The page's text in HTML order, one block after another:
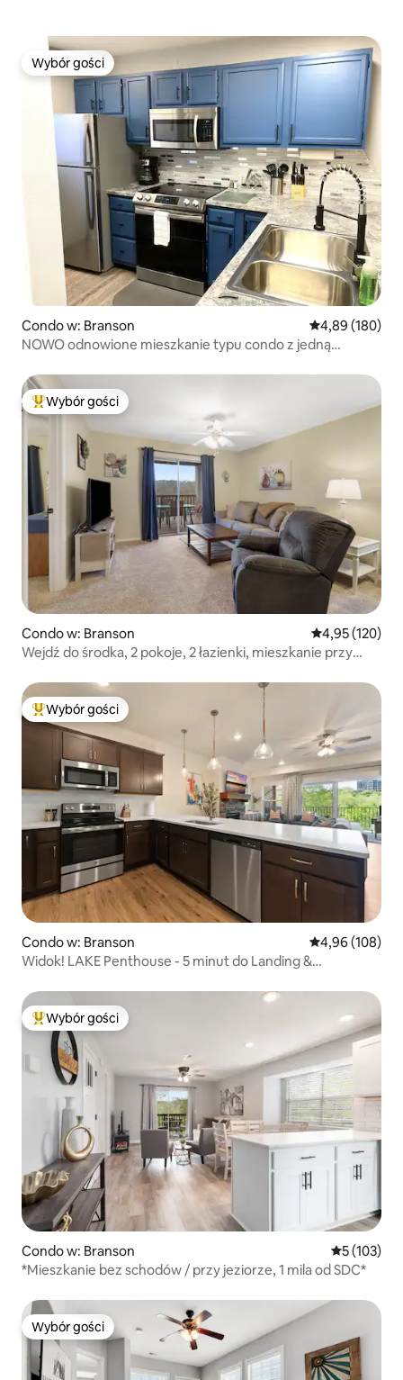
Wybór gości
Wybór gości
Condo w: Branson Średnia
4,89 (180)
NOWO odnowione mieszkanie typu condo z jedną
Najpopularniejsze z kategorii Wybór gości
Wybór gości
Condo w: Branson Średnia
4,95 (120)
Wejdź do środka, 2 pokoje, 2 łazienki, mieszkanie przy
Najpopularniejsze z kategorii Wybór gości
Wybór gości
Condo w: Branson Średnia
4,96 (108)
Widok! LAKE Penthouse - 5 minut do Landing &
Najpopularniejsze z kategorii Wybór gości
Wybór gości
Condo w: Branson Średnia
5 (103)
*Mieszkanie bez schodów / przy jeziorze, 1 mila od SDC*
Wybór gości
Wybór gości